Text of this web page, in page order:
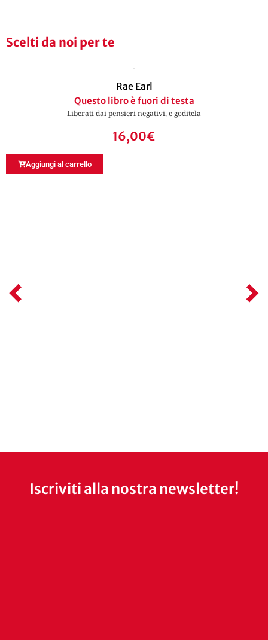
Scelti da noi per te
Rae Earl
Questo libro è fuori di testa
Liberati dai pensieri negativi, e goditela
16,00€
Aggiungi al carrello
Iscriviti alla nostra newsletter!